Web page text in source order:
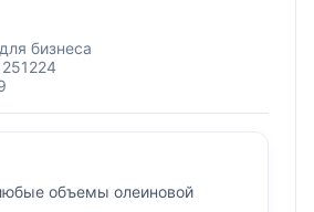
бизнеса
объемы олеиновой